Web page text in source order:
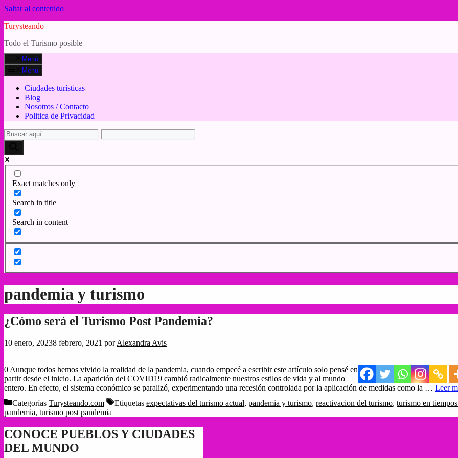
Saltar al contenido
Turysteando
Todo el Turismo posible
Menú
Menú
Ciudades turísticas
Blog
Nosotros / Contacto
Politica de Privacidad
Exact matches only
Search in title
Search in content
pandemia y turismo
¿Cómo será el Turismo Post Pandemia?
10 enero, 20238 febrero, 2021 porAlexandra Avis
0 Aunque todos hemos vivido la realidad de la pandemia, cuando empecé a escribir este artículo solo pensé en
partir desde el inicio. La aparición del COVID19 cambió radicalmente nuestros estilos de vida y al mundo
entero. En efecto, el sistema económico se paralizó, experimentando una recesión controlada por la aplicación de medidas como la … Leer
Categorías Turysteando.com Etiquetas expectativas del turismo actual, pandemia y turismo, reactivacion del turismo, turismo en
pandemia, turismo post pandemia
CONOCE PUEBLOS Y CIUDADES
DEL MUNDO